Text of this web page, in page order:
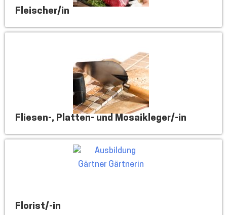
Fleischer/in
Fliesen-, Platten- und Mosaikleger/-in
Florist/-in